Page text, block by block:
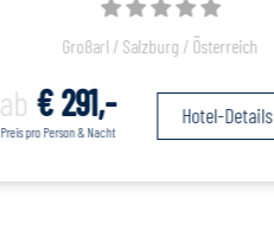
Großarl / Salzburg / Österreich
ab € 291,-
Preis pro Person & Nacht
Hotel-Details